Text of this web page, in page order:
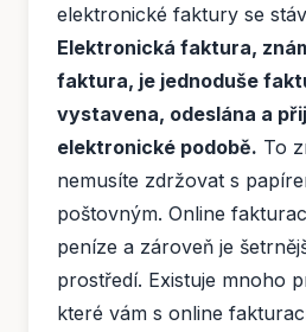
elektronické faktury se
Elektronická faktura,
faktura, je jednoduše
vystavena, odeslána a
elektronické podobě. To
nemusíte zdržovat s
poštovným. Online
peníze a zároveň je
prostředí. Existuje mnoho
které vám s online